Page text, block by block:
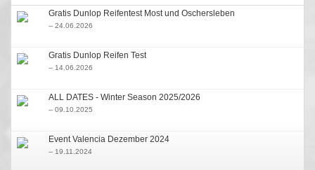
Gratis Dunlop Reifentest Most und Oschersleben
-- 24.06.2026
Gratis Dunlop Reifen Test
-- 14.06.2026
ALL DATES - Winter Season 2025/2026
-- 09.10.2025
Event Valencia Dezember 2024
-- 19.11.2024